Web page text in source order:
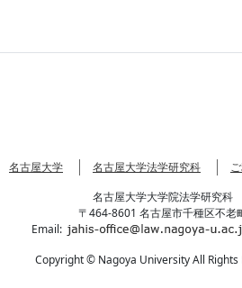
名古屋大学 名古屋大学法学研究科
名古屋大学大学院法学研究科
〒464-8601 名古屋市千種区不老
Email:
Copyright © Nagoya University All Rights